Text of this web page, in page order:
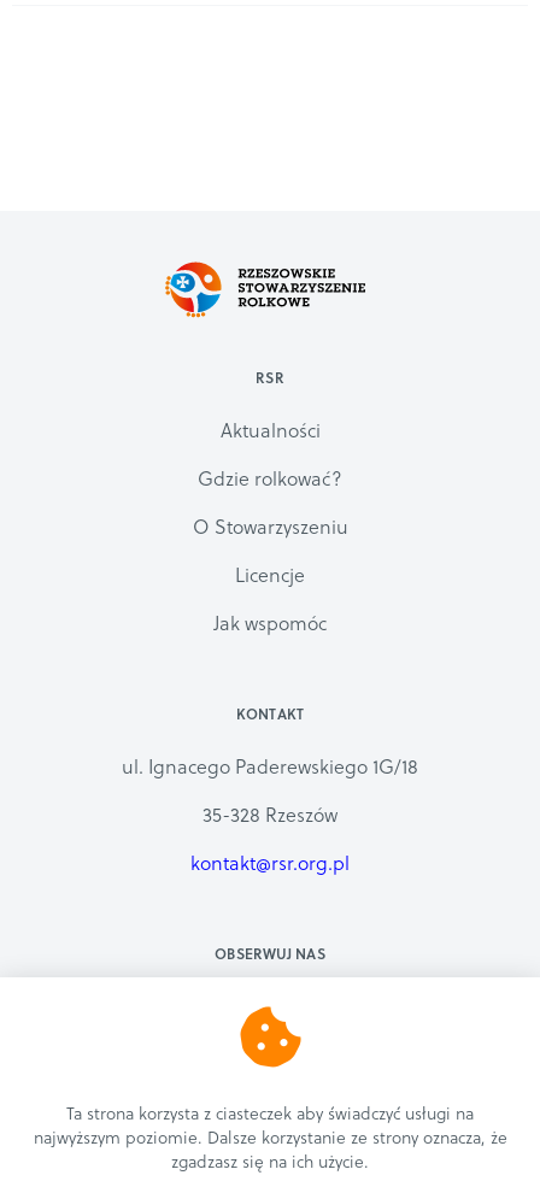
RSR
Aktualności
Gdzie rolkować?
O Stowarzyszeniu
Licencje
Jak wspomóc
KONTAKT
ul. Ignacego Paderewskiego 1G/18
35-328 Rzeszów
kontakt@rsr.org.pl
OBSERWUJ NAS
COPYRIGHT © 2019 | RZESZOWSKIE STOWARZYSZENIE ROLKOWE
Ta strona korzysta z ciasteczek aby świadczyć usługi na
najwyższym poziomie. Dalsze korzystanie ze strony oznacza, że
zgadzasz się na ich użycie.